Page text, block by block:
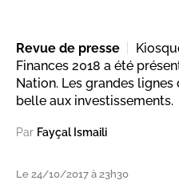
Revue de presse
Finances 2018 a été
Nation. Les grandes
belle aux investissements.
Par Fayçal Ismaili
Le 24/10/2017 à 23h30